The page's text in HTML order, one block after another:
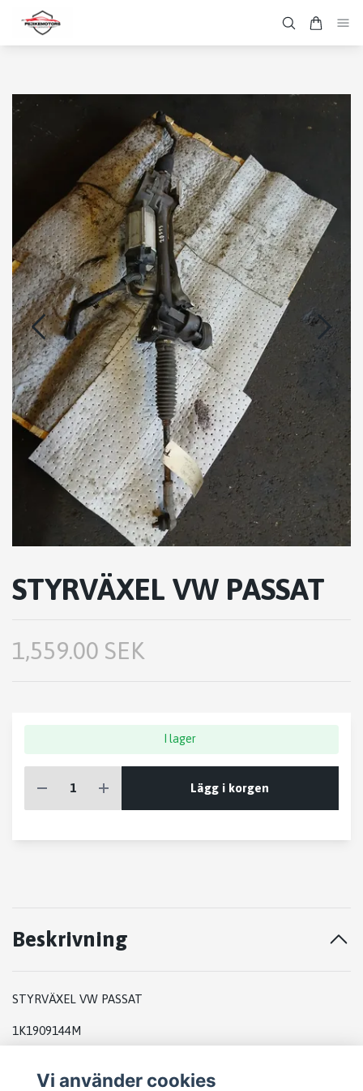
STYRVÄXEL VW PASSAT
1,559.00 SEK
I lager
Lägg i korgen
Beskrivning
STYRVÄXEL VW PASSAT
1K1909144M
Vi använder cookies